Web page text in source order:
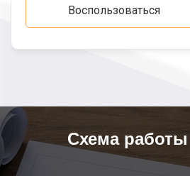
Воспользоваться
Схема